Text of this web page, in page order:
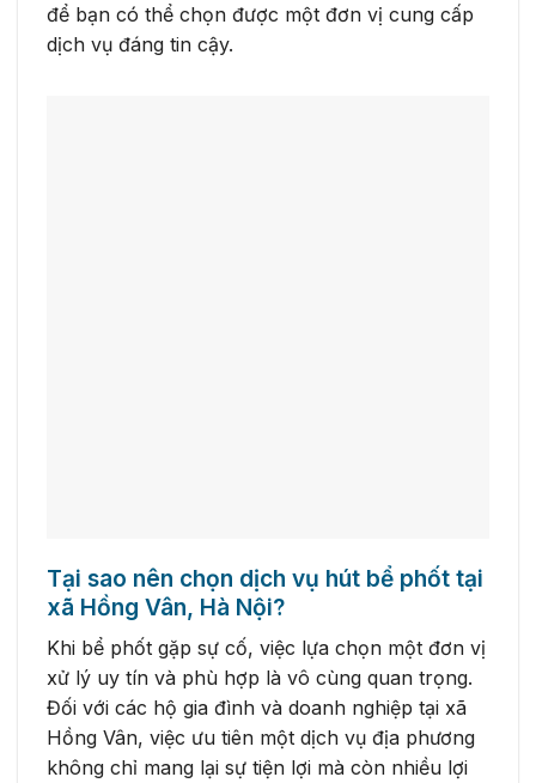
để bạn có thể chọn được một đơn vị cung cấp
dịch vụ đáng tin cậy.
Tại sao nên chọn dịch vụ hút bể phốt tại
xã Hồng Vân, Hà Nội?
Khi bể phốt gặp sự cố, việc lựa chọn một đơn vị
xử lý uy tín và phù hợp là vô cùng quan trọng.
Đối với các hộ gia đình và doanh nghiệp tại xã
Hồng Vân, việc ưu tiên một dịch vụ địa phương
không chỉ mang lại sự tiện lợi mà còn nhiều lợi